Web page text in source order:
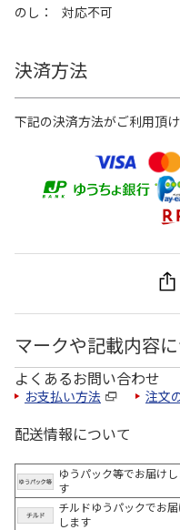
のし
対応不可
決済方法
下記の決済方法がご利用頂け
マークや記載内容
よくあるお問い合わせ
お支払い方法 注文
配送情報について
ゆうパック等でお届けし
す
チルドゆうパックでお届
します